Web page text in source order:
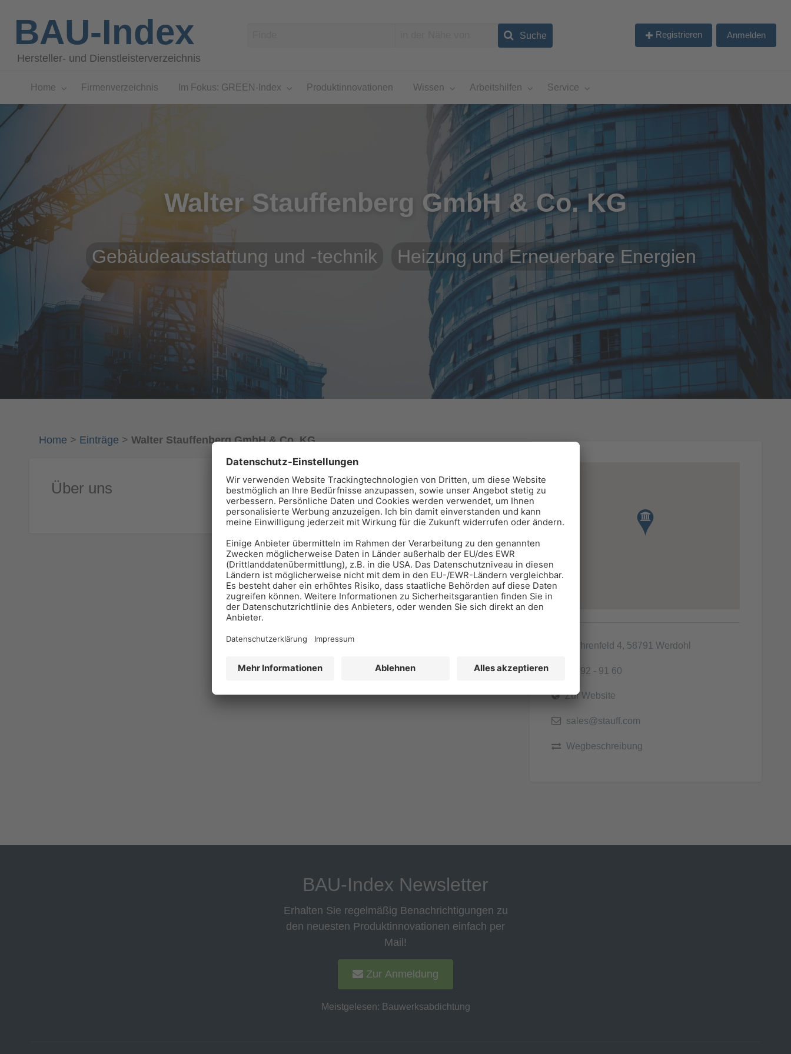
BAU-Index
Hersteller- und Dienstleisterverzeichnis
Registrieren Anmelden
Home Firmenverzeichnis Im Fokus: GREEN-Index Produktinnovationen Wissen Arbeitshilfen Service
Walter Stauffenberg GmbH & Co. KG
Gebäudeausstattung und -technik Heizung und Erneuerbare Energien
Home > Einträge >Walter Stauffenberg GmbH & Co. KG
Über uns
Im Ehrenfeld 4, 58791 Werdohl
02392 - 91 60
Zur Website
sales@stauff.com
Wegbeschreibung
BAU-Index Newsletter
Erhalten Sie regelmäßig Benachrichtigungen zu
den neuesten Produktinnovationen einfach per
Mail!
Zur Anmeldung
Meistgelesen: Bauwerksabdichtung